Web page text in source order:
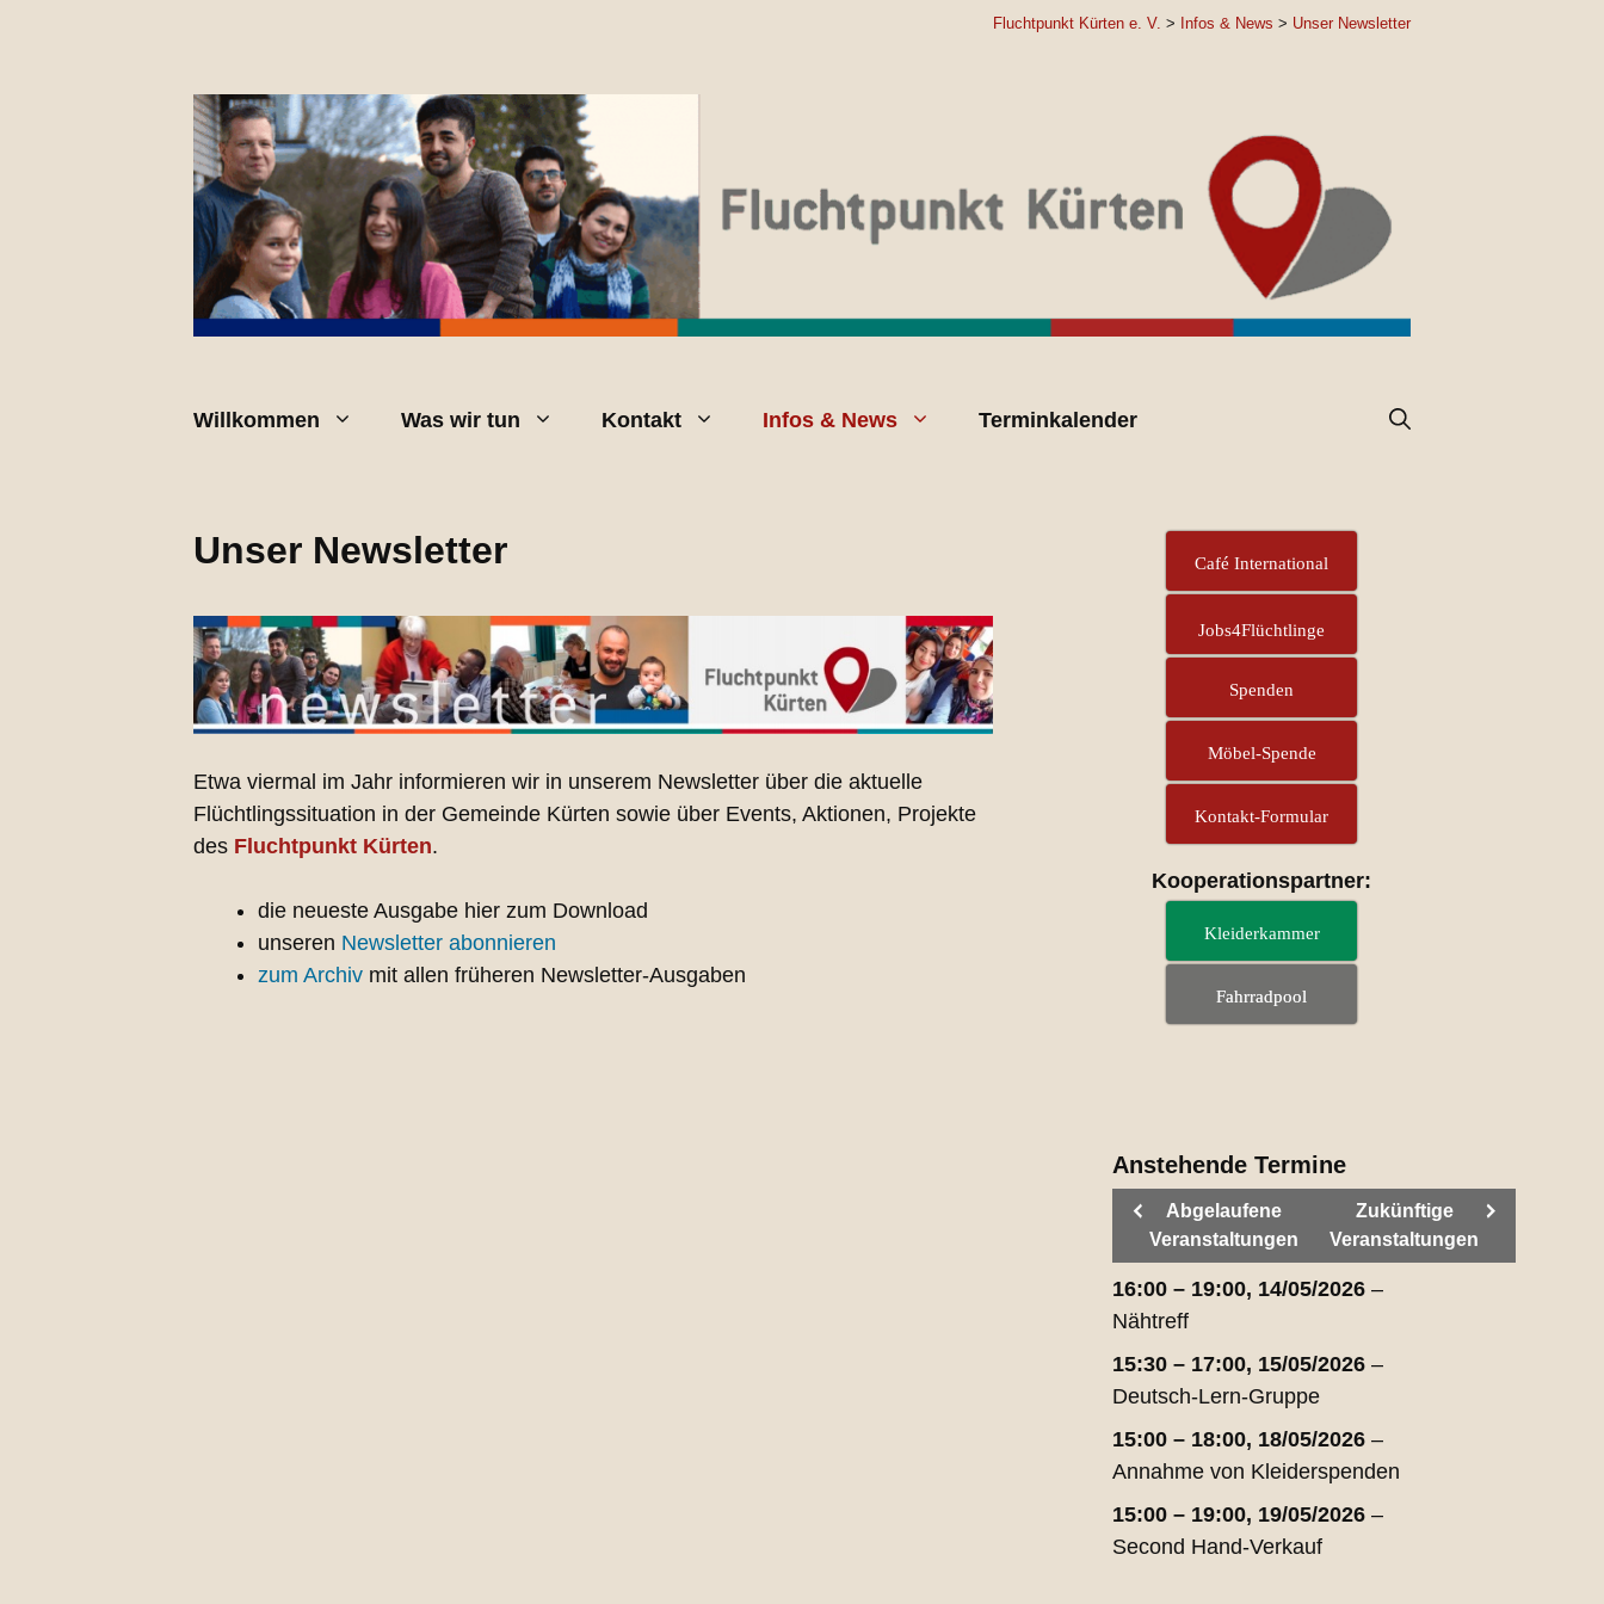
Fluchtpunkt Kürten e. V. > Infos & News > Unser Newsletter
Willkommen Was wir tun Kontakt Infos & News Terminkalender
Unser Newsletter
Etwa viermal im Jahr informieren wir in unserem Newsletter über die aktuelle
Flüchtlingssituation in der Gemeinde Kürten sowie über Events, Aktionen, Projekte
des Fluchtpunkt Kürten.
die neueste Ausgabe hier zum Download
unseren Newsletter abonnieren
zum Archiv mit allen früheren Newsletter-Ausgaben
Café International
Jobs4Flüchtlinge
Spenden
Möbel-Spende
Kontakt-Formular
Kooperationspartner:
Kleiderkammer
Fahrradpool
Anstehende Termine
Abgelaufene
Veranstaltungen
Zukünftige
Veranstaltungen
16:00 – 19:00, 14/05/2026 –
Nähtreff
15:30 – 17:00, 15/05/2026 –
Deutsch-Lern-Gruppe
15:00 – 18:00, 18/05/2026 –
Annahme von Kleiderspenden
15:00 – 19:00, 19/05/2026 –
Second Hand-Verkauf